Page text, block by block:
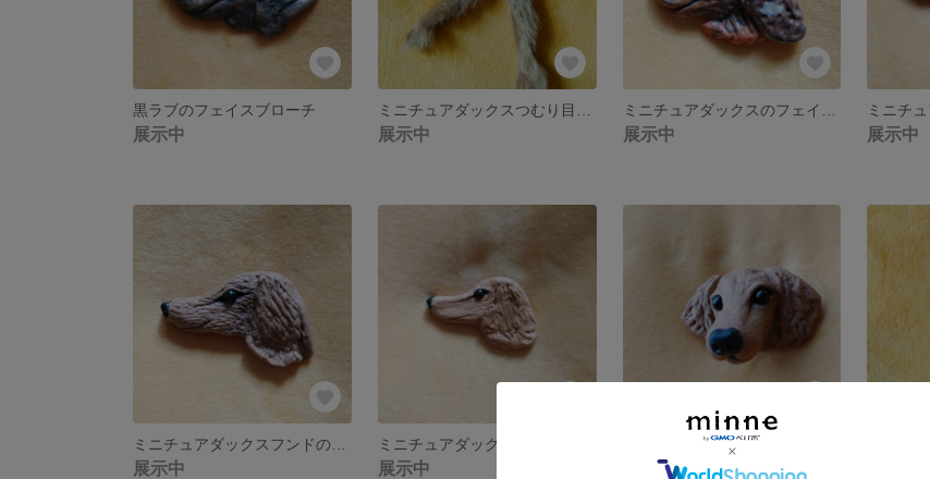
黒ラブのフェイスブローチ
展示中 展示中 展示中 展示中
展示中 展示中 展示中